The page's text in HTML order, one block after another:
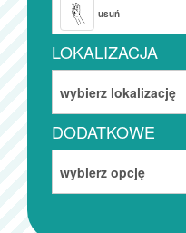
usuń
LOKALIZACJA
wybierz lokalizację
DODATKOWE
wybierz opcję